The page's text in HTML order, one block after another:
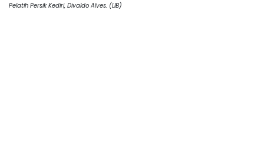
Pelatih Persik Kediri, Divaldo Alves. (LIB)